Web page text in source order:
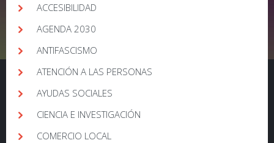
ACCESIBILIDAD
AGENDA 2030
ANTIFASCISMO
ATENCIÓN A LAS PERSONAS
AYUDAS SOCIALES
CIENCIA E INVESTIGACIÓN
COMERCIO LOCAL